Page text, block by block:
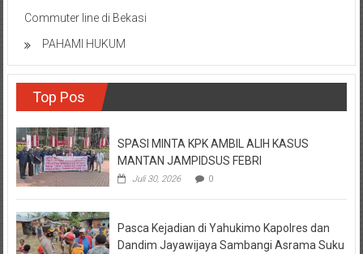
Commuter line di Bekasi
PAHAMI HUKUM
Top Pos
SPASI MINTA KPK AMBIL ALIH KASUS
MANTAN JAMPIDSUS FEBRI
Juli 30, 2026 0
Pasca Kejadian di Yahukimo Kapolres dan
Dandim Jayawijaya Sambangi Asrama Suku